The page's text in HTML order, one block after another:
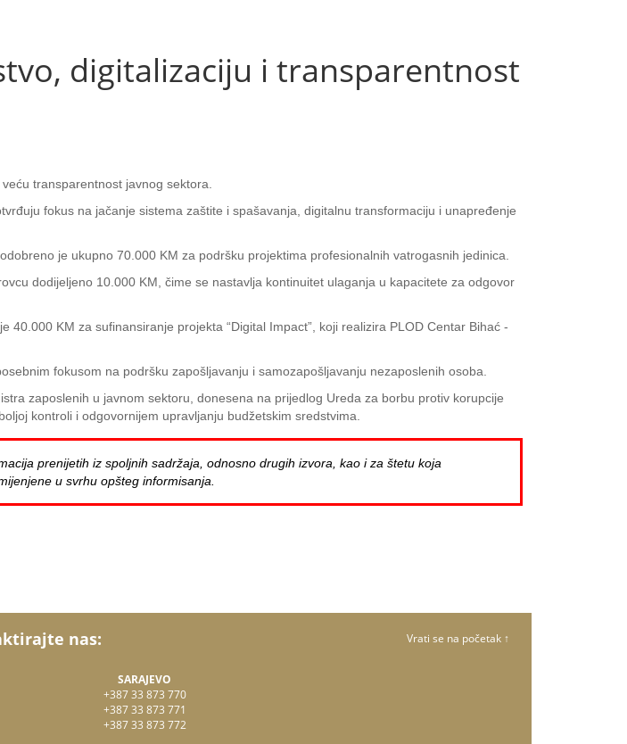
digitalizaciju i transparentnost
transparentnost javnog sektora.
fokus na jačanje sistema zaštite i spašavanja, digitalnu transformaciju i unapređenje
je ukupno 70.000 KM za podršku projektima profesionalnih vatrogasnih jedinica.
dodijeljeno 10.000 KM, čime se nastavlja kontinuitet ulaganja u kapacitete za odgovor
KM za sufinansiranje projekta “Digital Impact”, koji realizira PLOD Centar Bihać -
fokusom na podršku zapošljavanju i samozapošljavanju nezaposlenih osoba.
zaposlenih u javnom sektoru, donesena na prijedlog Ureda za borbu protiv korupcije
kontroli i odgovornijem upravljanju budžetskim sredstvima.
prenijetih iz spoljnih sadržaja, odnosno drugih izvora, kao i za štetu koja
u svrhu opšteg informisanja.
nas:
SARAJEVO
+387 33 873 770
+387 33 873 771
+387 33 873 772
Vrati se na početak ↑